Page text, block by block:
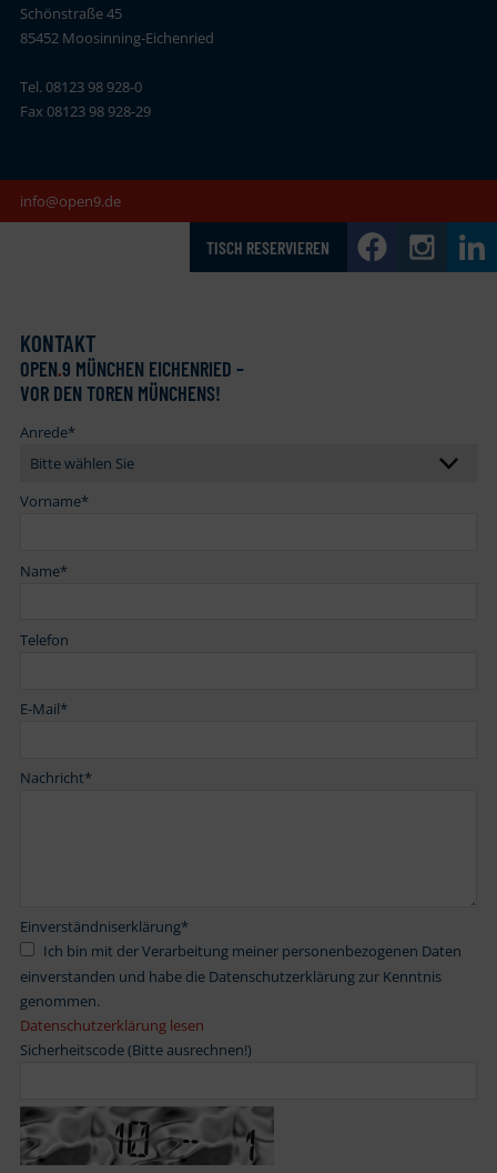
Schönstraße 45
85452 Moosinning-Eichenried
Tel. 08123 98 928-0
Fax 08123 98 928-29
info@open9.de
TISCH RESERVIEREN
KONTAKT
OPEN.9 MÜNCHEN EICHENRIED –
VOR DEN TOREN MÜNCHENS!
Anrede*
Vorname*
Name*
Telefon
E-Mail*
Nachricht*
Einverständniserklärung*
einverstanden und habe die Datenschutzerklärung zur Kenntnis
genommen.
Datenschutzerklärung lesen
Sicherheitscode (Bitte ausrechnen!)